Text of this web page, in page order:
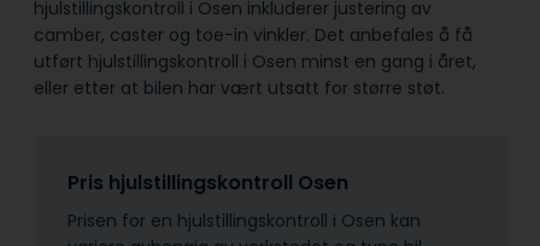
hjulstillingskontroll i Osen inkluderer justering av
camber, caster og toe-in vinkler. Det anbefales å få
utført hjulstillingskontroll i Osen minst en gang i året,
eller etter at bilen har vært utsatt for større støt.
Pris hjulstillingskontroll Osen
Prisen for en hjulstillingskontroll i Osen kan